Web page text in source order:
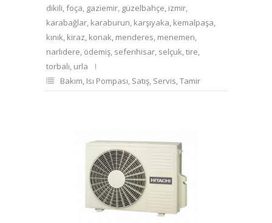
dikili,foça, gaziemir, güzelbahçe, izmir,
karabağlar, karaburun, karşıyaka, kemalpaşa,
kınık, kiraz, konak, menderes, menemen,
narlıdere, ödemiş, seferihisar, selçuk,tire,
torbalı, urla
Bakım, Isı Pompası, Satış, Servis,Tamir